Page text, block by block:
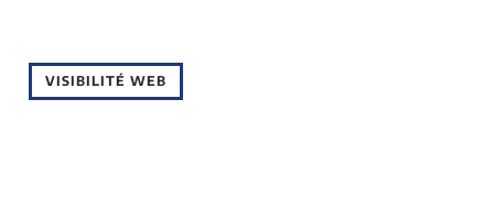
VISIBILITÉ WEB